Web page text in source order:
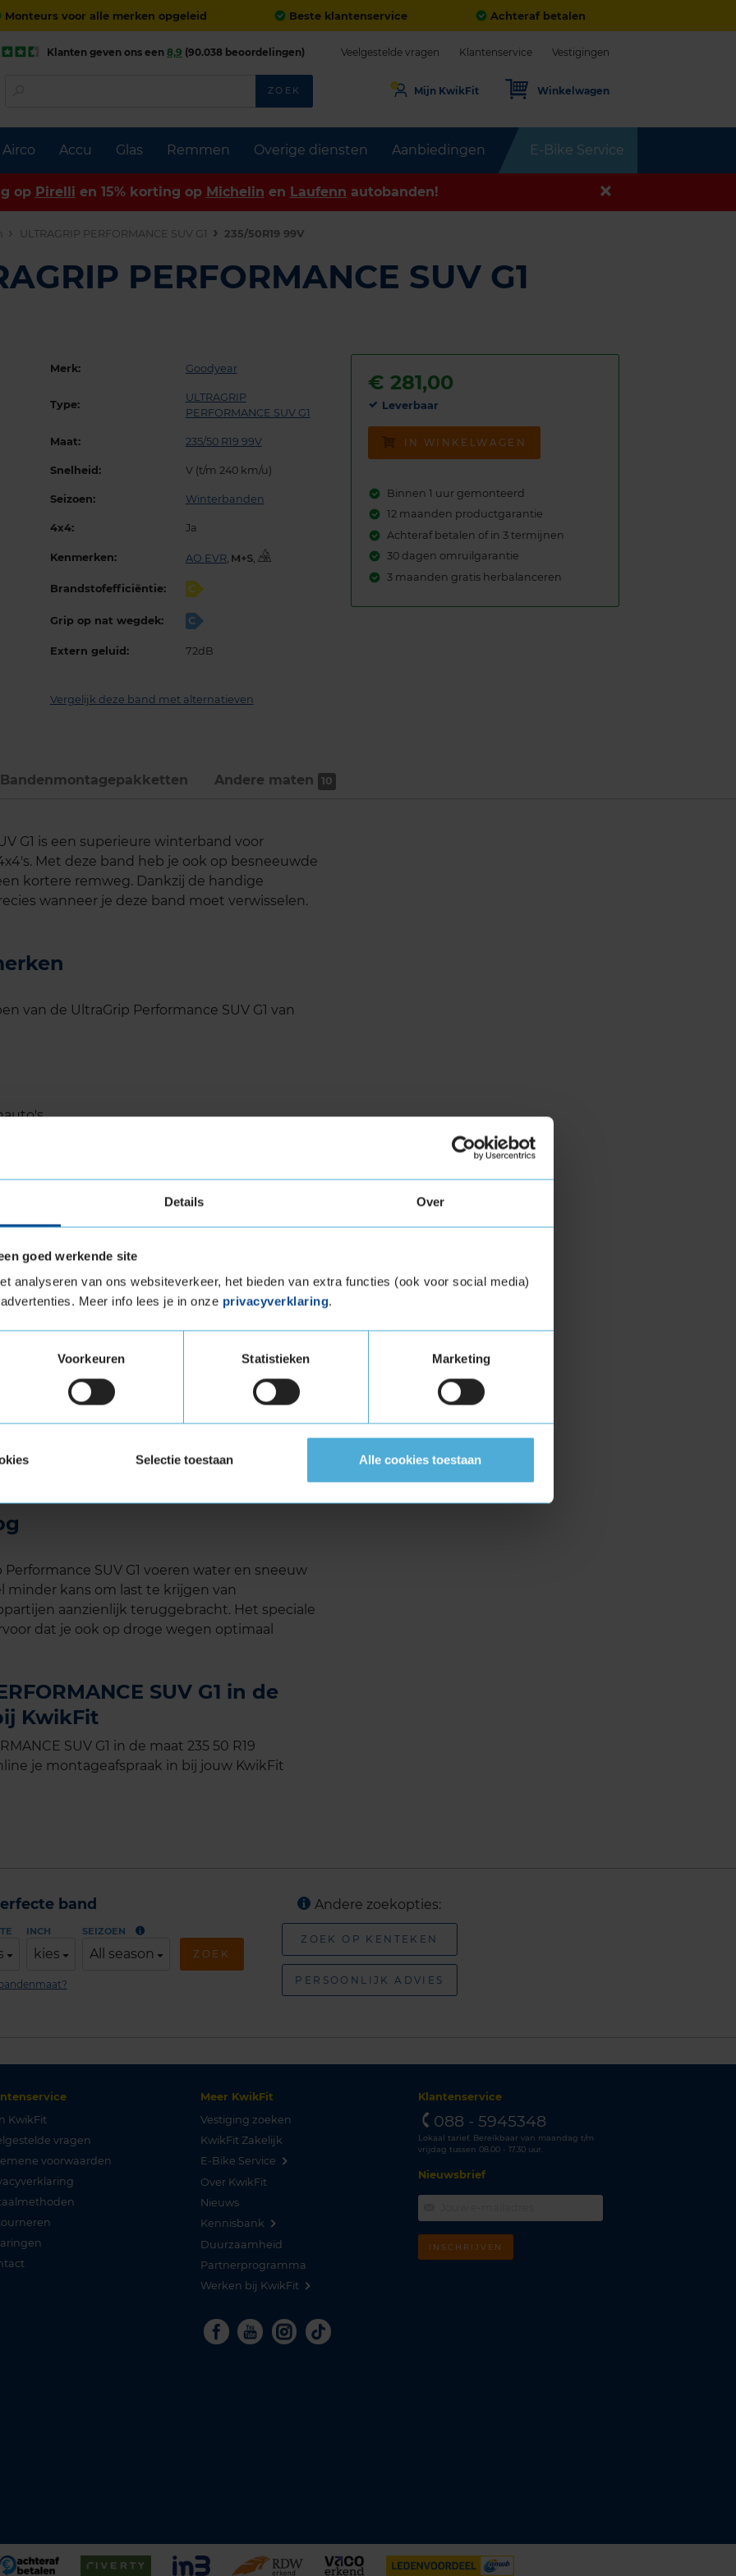
Details Over
goed werkende site
analyseren van ons websiteverkeer, het bieden van extra functies (ook voor social media)
Meer info lees je in onze privacyverklaring.
Voorkeuren Statistieken Marketing
Selectie toestaan Alle cookies toestaan
Monteurs voor alle merken opgeleid Beste klantenservice Achteraf betalen
Airco Accu Glas Remmen Overige diensten Aanbiedingen E-Bike Service
Klanten geven ons een 8,9 (90.038 beoordelingen) Veelgestelde vragen Klantenservice Vestigingen
ZOEK Mijn KwikFit Winkelwagen
op Pirelli en 15% korting op Michelin en Laufenn autobanden!
ULTRAGRIP PERFORMANCE SUV G1 235/50R19 99V
PERFORMANCE SUV G1
Merk: Goodyear
Type:
ULTRAGRIP
PERFORMANCE SUV G1
Maat: 235/50 R19 99V
Snelheid: V (t/m 240 km/u)
Seizoen: Winterbanden
4x4: Ja
Kenmerken: AO EVR, ,
Brandstofefficiëntie: C
Grip op nat wegdek: C
Extern geluid: 72dB
Vergelijk deze band met alternatieven
€281,00
Leverbaar
IN WINKELWAGEN
Binnen 1 uur gemonteerd
12 maanden productgarantie
Achteraf betalen of in 3 termijnen
30 dagen omruilgarantie
3 maanden gratis herbalanceren
Bandenmontage­pakketten Andere maten 10
G1 is een superieure winterband voor
Met deze band heb je ook op besneeuwde
kortere remweg. Dankzij de handige
wanneer je deze band moet verwisselen.
van de UltraGrip Performance SUV G1 van
pick-ups, cross-overs, SUV's en 4x4's heeft
G1 winterband ontwikkeld. Ervaar zelf hoe
SnowProtect-technologie je terreinwagen
Dankzij de speciale 'top indicator' weet je
is en wanneer het dus tijd is om deze te
SUV G1 voeren water en sneeuw
minder kans om last te krijgen van
aanzienlijk teruggebracht. Het speciale
dat je ook op droge wegen optimaal
SUV G1 in de
KwikFit
SUV G1 in de maat 235 50 R19
je montageafspraak in bij jouw KwikFit
band
INCH
kies
SEIZOEN
All season ZOEK
Andere zoekopties:
ZOEK OP KENTEKEN
PERSOONLIJK ADVIES
KwikFit
vragen
voorwaarden
Meer KwikFit
Vestiging zoeken
KwikFit Zakelijk
E-Bike Service
Over KwikFit
Nieuws
Kennisbank
Duurzaamheid
Partnerprogramma
Werken bij KwikFit
Facebook
YoutubeInstagram
Tiktok
Klantenservice
088 - 5945348
Lokaal tarief. Bereikbaar van maandag t/m
vrijdag tussen 08.00 - 17.30 uur.
Nieuwsbrief
INSCHRIJVEN